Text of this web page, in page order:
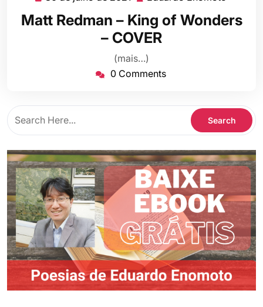
de
julho
de
2021
Matt Redman – King of Wonders
– COVER
(mais…)
0 Comments